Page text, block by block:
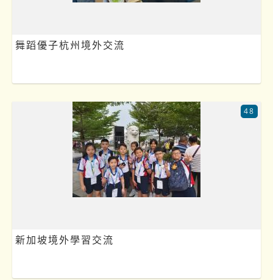
舞蹈優子杭州境外交流
新加坡境外學習交流
48